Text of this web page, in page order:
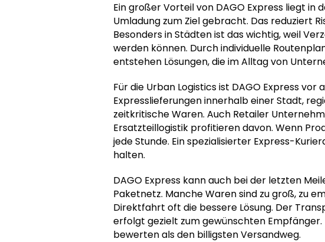
Ein großer Vorteil von DAGO Express liegt
Umladung zum Ziel gebracht. Das reduziert
Besonders in Städten ist das wichtig, weil
werden können. Durch individuelle
entstehen Lösungen, die im Alltag von
Für die Urban Logistics ist DAGO Express
Expresslieferungen innerhalb einer Stadt,
zeitkritische Waren. Auch Retailer
Ersatzteillogistik profitieren davon. Wenn
jede Stunde. Ein spezialisierter Express-
halten.
DAGO Express kann auch bei der letzten
Paketnetz. Manche Waren sind zu groß, zu
Direktfahrt oft die bessere Lösung. Der
erfolgt gezielt zum gewünschten
bewerten als den billigsten Versandweg.